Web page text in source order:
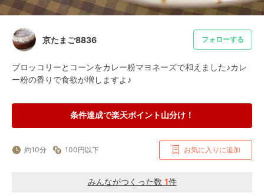
京たまご8836 フォローする
ブロッコリーとコーンをカレー粉マヨネーズで和えました♪カレ
ー粉の香りで食欲が増しますよ♪
条件達成で楽天ポイント山分け！
約10分 100円以下 お気に入りに追加
みんながつくった数 1件